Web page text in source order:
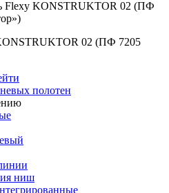
02 (ПФ 7205
полотен
ниш